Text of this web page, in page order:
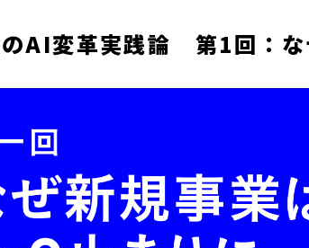
AI変革実践論 第1回：な